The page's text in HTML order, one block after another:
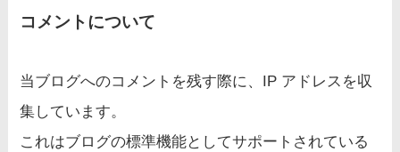
コメントについて
当ブログへのコメントを残す際に、IP アドレスを収
集しています。
これはブログの標準機能としてサポートされている